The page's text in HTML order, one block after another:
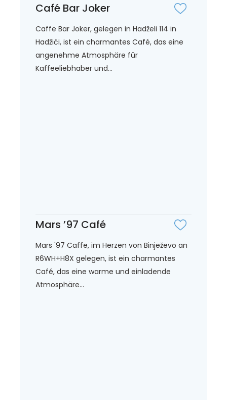
Café Bar Joker
Caffe Bar Joker, gelegen in Hadželi 114 in
Hadžići, ist ein charmantes Café, das eine
angenehme Atmosphäre für
Kaffeeliebhaber und...
Mars ’97 Café
Mars '97 Caffe, im Herzen von Binježevo an
R6WH+H8X gelegen, ist ein charmantes
Café, das eine warme und einladende
Atmosphäre...